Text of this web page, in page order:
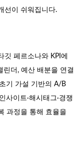
선이 쉬워집니다.
페르소나와 KPI에
린더, 예산 배분을 연결
기 가설 기반의 A/B
사이트·해시태그·경쟁
과정을 통해 효율을